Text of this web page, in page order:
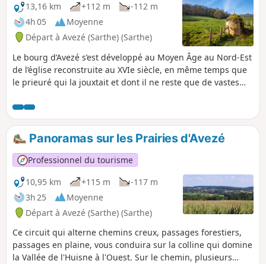
13,16 km
+112 m
-112 m
4h 05
Moyenne
Départ à Avezé (Sarthe) (Sarthe)
Le bourg d’Avezé s’est développé au Moyen Âge au Nord-Est
de l’église reconstruite au XVIe siècle, en même temps que
le prieuré qui la jouxtait et dont il ne reste que de vastes
une grande maison à étage dite “Maison du prieur” du XVe
ou XVIe siècle, remarquable par sa tour d’escalier sur
l’arrière et son élévation soignée débordant sur la rue
actuelle.Panoramas sur les Prairies d'Avezé
Professionnel du tourisme
10,95 km
+115 m
-117 m
3h 25
Moyenne
Départ à Avezé (Sarthe) (Sarthe)
Ce circuit qui alterne chemins creux, passages forestiers,
passages en plaine, vous conduira sur la colline qui domine
la Vallée de l'Huisne à l'Ouest. Sur le chemin, plusieurs